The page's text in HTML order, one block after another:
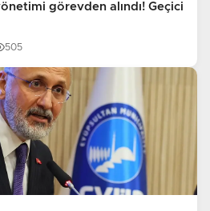
görevden alındı! Geçici
505